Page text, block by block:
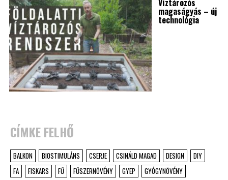
Víztározós
magaságyás – új
technológia
CÍMKE FELHŐ
BALKON BIOSTIMULÁNS CSERJE CSINÁLD MAGAD DESIGN
DIY
FA
FISKARS FŰ FŰSZERNÖVÉNY GYEP
GYÓGYNÖVÉNY